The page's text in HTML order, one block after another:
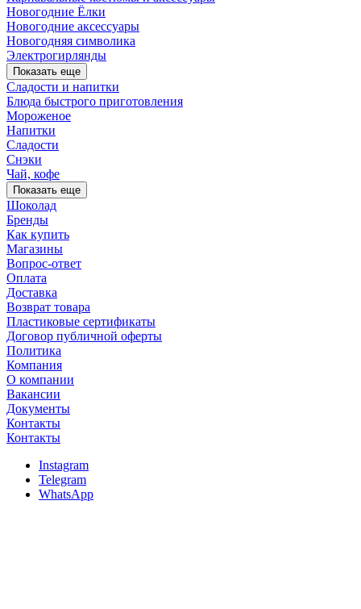
Новогодние Ёлки
Новогодние аксессуары
Новогодняя символика
Электрогирлянды
Показать еще
Сладости и напитки
Блюда быстрого приготовления
Мороженое
Напитки
Сладости
Снэки
Чай, кофе
Показать еще
Шоколад
Бренды
Как купить
Магазины
Вопрос-ответ
Оплата
Доставка
Возврат товара
Пластиковые сертификаты
Договор публичной оферты
Политика
Компания
О компании
Вакансии
Документы
Контакты
Контакты
Instagram
Telegram
WhatsApp